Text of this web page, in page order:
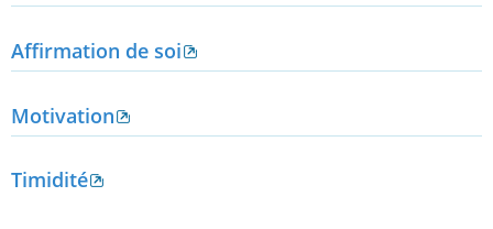
Affirmation de soi
Motivation
Timidité